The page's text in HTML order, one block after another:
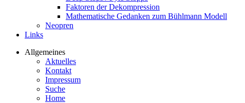
Faktoren der Dekompression
Mathematische Gedanken zum Bühlmann Modell
Neopren
Links
Allgemeines
Aktuelles
Kontakt
Impressum
Suche
Home